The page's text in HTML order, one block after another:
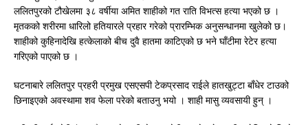
ललितपुरको टौखेलमा ३८ वर्षीया अमित शाहीको गत राति विभत्स हत्या भएको छ ।
मृतकको शरीरमा धारिलो हतियारले प्रहार गरेको प्रारम्भिक अनुसन्धानमा खुलेको छ।
शाहीको कुहिनादेखि हत्केलाको बीच दुवै हातमा काटिएको छ भने घाँटीमा रेटेर हत्या
गरिएको पाएको छ ।
घटनाबारे ललितपुर प्रहरी प्रमुख एसएसपी टेकप्रसाद राईले हातखुट्टा बाँधेर टाउको
छिनाइएको अवस्थामा शव फेला परेको बताउनु भयो । शाही मासु व्यवसायी हुन् ।